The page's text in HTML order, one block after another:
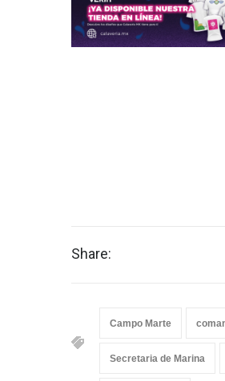
Share:
Campo Marte
Secretaria de Marina